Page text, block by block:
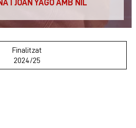
I JOAN YAGO AMB NIL
Finalitzat
2024/25